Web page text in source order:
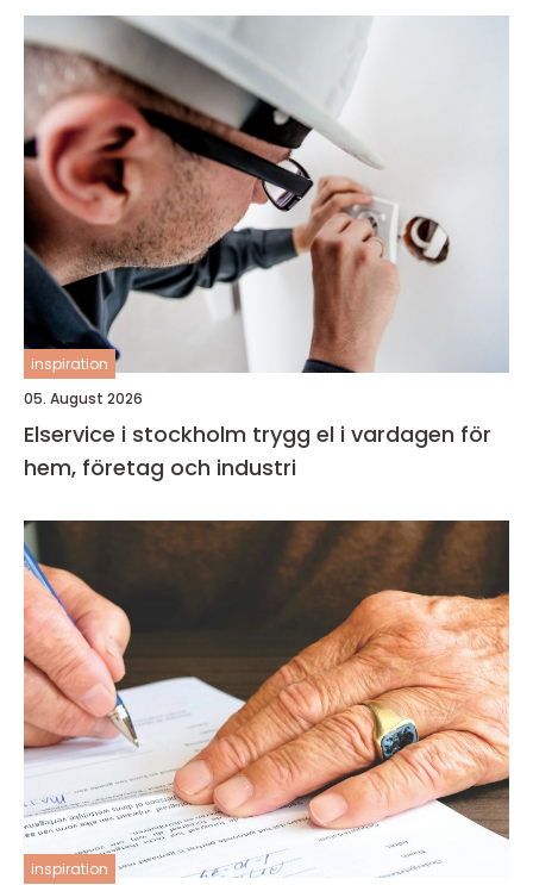
inspiration
05. August 2026
Elservice i stockholm trygg el i vardagen för
hem, företag och industri
inspiration